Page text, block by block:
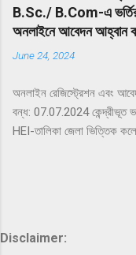
B.Sc./ B.Com-এ ভর্তির
অনলাইনে আবেদন আহ্বান
June 24, 2024
অনলাইন রেজিস্ট্রেশন এবং
বন্ধ: 07.07.2024 কেন্দ্রীভূত
HEI-তালিকা জেলা ভিত্তিক
নিবন্ধিত যারা লগইনকরতে
প্রক্রিয়ার মধ্যে যে কোনো
Disclaimer: